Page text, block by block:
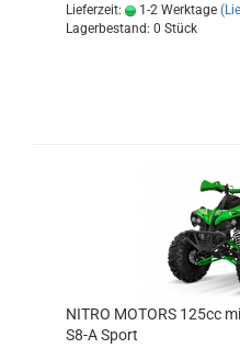
Lieferzeit: 1-2 Werktage
Lagerbestand: 0 Stück
NITRO MOTORS 125cc
S8-A Sport